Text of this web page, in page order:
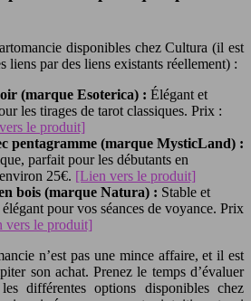
disponibles chez Cultura (il est
liens par des liens existants réellement) :
(marque Esoterica) : Élégant et
les tirages de tarot classiques. Prix :
le produit]
pentagramme (marque MysticLand) :
parfait pour les débutants en
25€. [Lien vers le produit]
bois (marque Natura) : Stable et
pour vos séances de voyance. Prix
vers le produit]
son achat. Prenez le temps d’évaluer
différentes options disponibles chez